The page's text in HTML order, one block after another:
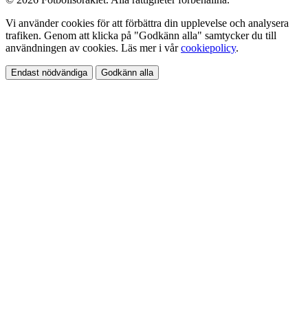
Vi använder cookies för att förbättra din upplevelse och analysera
trafiken. Genom att klicka på "Godkänn alla" samtycker du till
användningen av cookies. Läs mer i vårcookiepolicy.
Endast nödvändiga Godkänn alla